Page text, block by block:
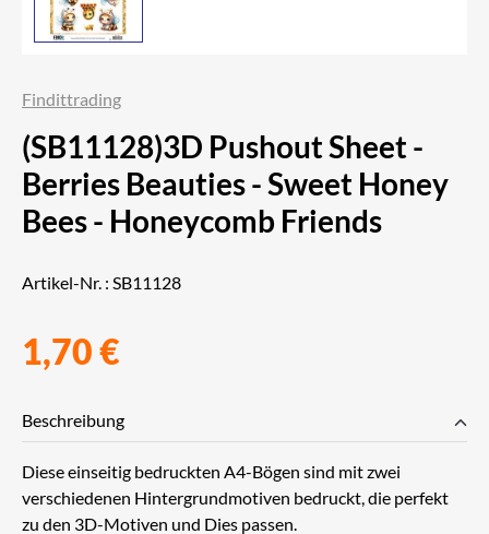
Findittrading
(SB11128)3D Pushout Sheet -
Berries Beauties - Sweet Honey
Bees - Honeycomb Friends
Artikel-Nr. : SB11128
1,70 €
Beschreibung
Diese einseitig bedruckten A4-Bögen sind mit zwei
verschiedenen Hintergrundmotiven bedruckt, die perfekt
zu den 3D-Motiven und Dies passen.